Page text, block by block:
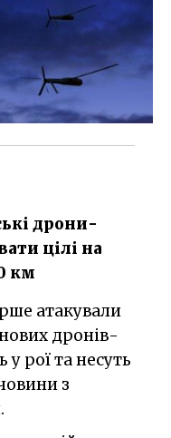
дрони-
цілі на
км
дронів-
у рої та несуть
з